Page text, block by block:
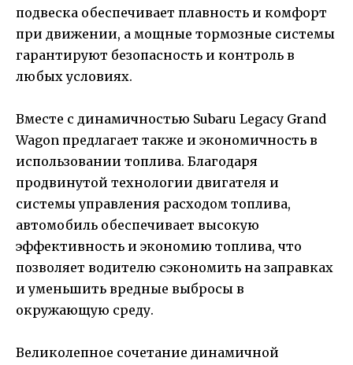
подвеска обеспечивает плавность и комфорт
при движении, а мощные тормозные системы
гарантируют безопасность и контроль в
любых условиях.
Вместе с динамичностью Subaru Legacy Grand
Wagon предлагает также и экономичность в
использовании топлива. Благодаря
продвинутой технологии двигателя и
системы управления расходом топлива,
автомобиль обеспечивает высокую
эффективность и экономию топлива, что
позволяет водителю сэкономить на заправках
и уменьшить вредные выбросы в
окружающую среду.
Великолепное сочетание динамичной